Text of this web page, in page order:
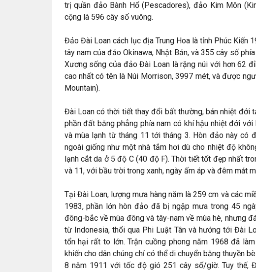
trị quần đảo Bành Hổ (Pescadores), đảo Kim Môn
cộng là 596 cây số vuông.
Đảo Đài Loan cách lục địa Trung Hoa là tỉnh Phúc Kiến
tây nam của đảo Okinawa, Nhật Bản, và 355 cây số
Xương sống của đảo Đài Loan là rặng núi với hơn 62
cao nhất có tên là Núi Morrison, 3997 mét, và được
Mountain).
Đài Loan có thời tiết thay đổi bất thường, bán nhiệt đới
phần đất bằng phẳng phía nam có khí hậu nhiệt đới
và mùa lạnh từ tháng 11 tới tháng 3. Hòn đảo này có
ngoài giống như một nhà tắm hơi dù cho nhiệt độ
lạnh cắt da ở 5 độ C (40 độ F). Thời tiết tốt đẹp nhất
và 11, với bầu trời trong xanh, ngày ấm áp và đêm mát
Tại Đài Loan, lượng mưa hàng năm là 259 cm và các
1983, phần lớn hòn đảo đã bị ngập mưa trong 45
đông-bắc về mùa đông và tây-nam về mùa hè, nhưng
từ Indonesia, thổi qua Phi Luật Tân và hướng tới Đài
tổn hại rất to lớn. Trận cuồng phong năm 1968 đã
khiến cho dân chúng chỉ có thể di chuyển bằng thuyền
8 năm 1911 với tốc độ gió 251 cây số/giờ. Tuy thế,